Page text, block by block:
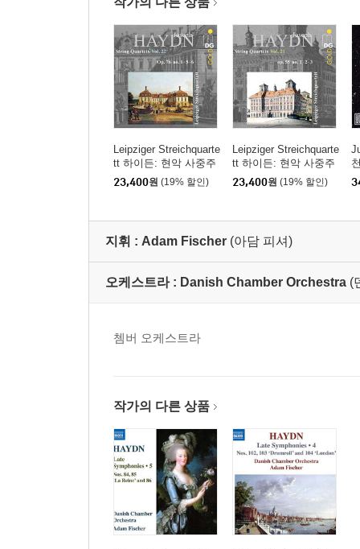
Leipziger Streichquarte
tt 하이든: 현악 사중주
22집 (Haydn: String Qu
artets Vol.22 - Op.76 N
23,400원 (19% 할인)
Leipziger Streichquarte
tt 하이든: 현악 사중주
21집 (Haydn: String Qu
artets Vol.21 - Op.55 N
23,400원 (19% 할인)
지휘 : Adam Fischer (아담 피셔)
오케스트라 : Danish Chamber Orchestra (
쳄버 오케스트라
작가의 다른 상품